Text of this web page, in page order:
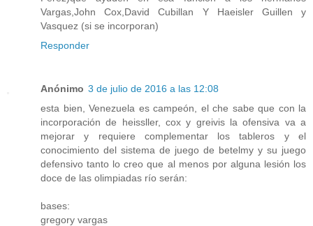
Vargas,John Cox,David Cubillan Y Haeisler Guillen y
Vasquez (si se incorporan)
Responder
Anónimo 3 de julio de 2016 a las 12:08
esta bien, Venezuela es campeón, el che sabe que con la
incorporación de heissller, cox y greivis la ofensiva va a
mejorar y requiere complementar los tableros y el
conocimiento del sistema de juego de betelmy y su juego
defensivo tanto lo creo que al menos por alguna lesión los
doce de las olimpiadas río serán:
bases:
gregory vargas